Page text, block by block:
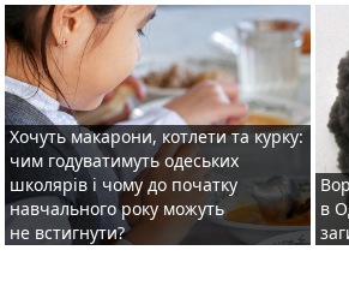
Хочуть макарони, котлети та курку:
чим годуватимуть одеських
школярів і чому до початку
навчального року можуть
не встигнути?
в